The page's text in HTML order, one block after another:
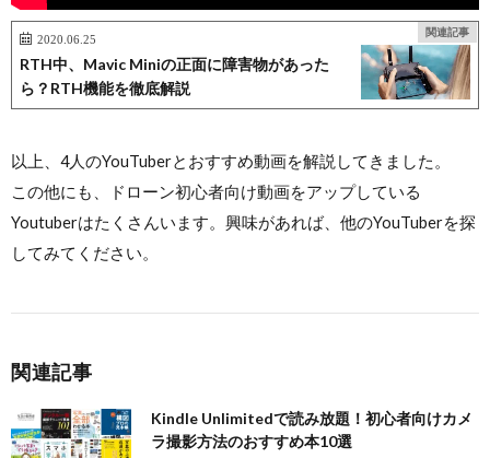
関連記事
2020.06.25
RTH中、Mavic Miniの正面に障害物があった
ら？RTH機能を徹底解説
以上、4人のYouTuberとおすすめ動画を解説してきました。
この他にも、ドローン初心者向け動画をアップしている
Youtuberはたくさんいます。興味があれば、他のYouTuberを探
してみてください。
関連記事
Kindle Unlimitedで読み放題！初心者向けカメ
ラ撮影方法のおすすめ本10選